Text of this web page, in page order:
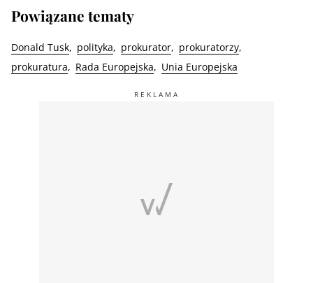
Powiązane tematy
Donald Tusk polityka prokurator
prokuratorzy
prokuratura
Rada Europejska Unia Europejska